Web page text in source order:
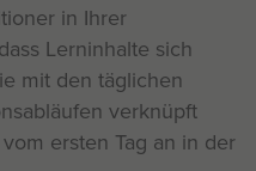
in Ihrer
Lerninhalte sich
mit den täglichen
verknüpft
ersten Tag an in der